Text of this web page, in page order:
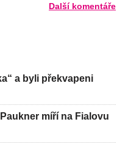
Další komentáře
a byli překvapeni
míří na Fialovu